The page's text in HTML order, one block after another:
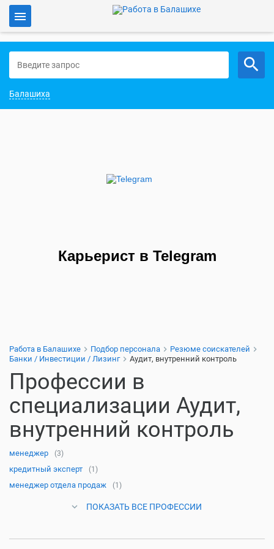
Работа в Балашихе
Балашиха
Карьерист в Telegram
Работа в Балашихе Подбор персонала
Резюме соискателей
Банки / Инвестиции / Лизинг
Аудит, внутренний контроль
Профессии в
специализации Аудит,
внутренний контроль
менеджер (3)
кредитный эксперт (1)
менеджер отдела продаж (1)
ПОКАЗАТЬ ВСЕ ПРОФЕССИИ